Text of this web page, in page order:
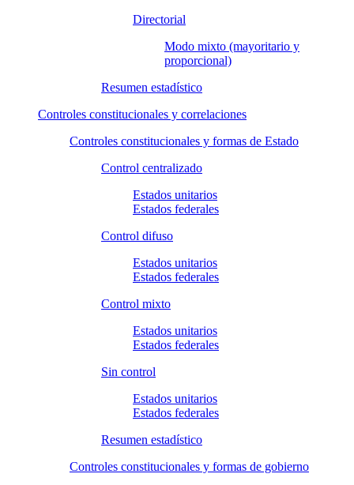
Directorial
Modo mixto (mayoritario y
proporcional)
Resumen estadístico
Controles constitucionales y correlaciones
Controles constitucionales y formas de Estado
Control centralizado
Estados unitarios
Estados federales
Control difuso
Estados unitarios
Estados federales
Control mixto
Estados unitarios
Estados federales
Sin control
Estados unitarios
Estados federales
Resumen estadístico
Controles constitucionales y formas de gobierno